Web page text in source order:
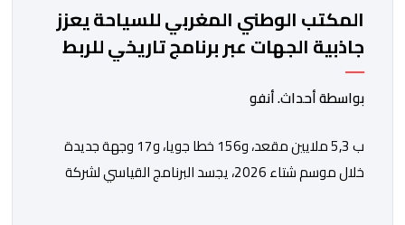
المكتب الوطني المغربي للسياحة يعزز
جاذبية الجهات عبر برنامج تاريخي للربط
الجوي مع شركة "رايان إير"
بواسطة أحداث. أنفو
ب 5,3 ملايين مقعد، و156 خطا جويا، و17 وجهة جديدة
خلال موسم شتاء 2026، يجسد البرنامج القياسي لشركة